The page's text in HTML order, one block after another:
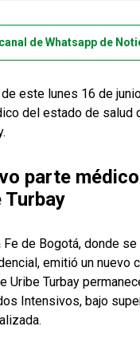
de Whatsapp de
este lunes 16 de
del estado de salud
parte
Turbay
Fe de Bogotá, donde
emitió un nuevo
Uribe Turbay
Intensivos, bajo